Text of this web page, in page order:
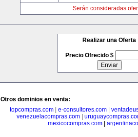
Serán consideradas
Realizar una Oferta
Precio Ofrecido $
Otros dominios en venta:
topcompras.com
e-consultores.com
venezuelacompras.com|
mexicocompras.com